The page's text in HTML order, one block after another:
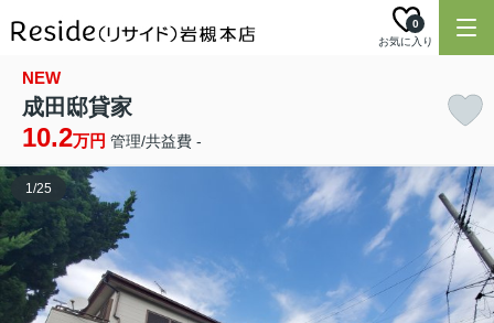
お気に入り
0
NEW
成田邸貸家
10.2万円 管理/共益費 -
1/25